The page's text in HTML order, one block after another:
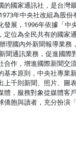
的國家通訊社，是台灣
年中央社改組為股份
發展，1996年依據「中
定位為全民共有的國家
理國內外新聞報導業務
聞通訊業務，促進國際
作，增進國際新聞交
本原則，中央社專業
上千則新聞、照片、圖
體，服務對象從媒體客
僑胞與讀者，充分扮演